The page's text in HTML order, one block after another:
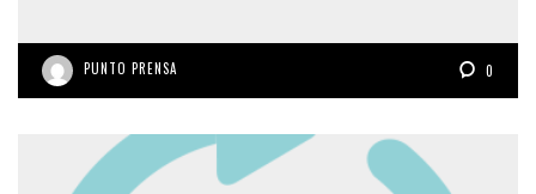
PUNTO PRENSA 0